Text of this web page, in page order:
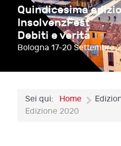
Quindicesima
InsolvenzFest
Debiti e verità
Bologna 17-20 Settembre
Sei qui: Home
Edizione 2020